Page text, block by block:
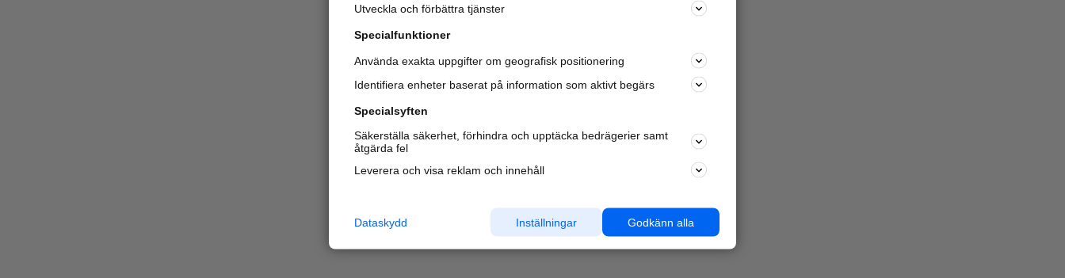
Utveckla och förbättra tjänster
Specialfunktioner
Använda exakta uppgifter om geografisk positionering
Identifiera enheter baserat på information som aktivt begärs
Specialsyften
Säkerställa säkerhet, förhindra och upptäcka bedrägerier samt
åtgärda fel
Leverera och visa reklam och innehåll
Godkänn alla
Inställningar
Dataskydd